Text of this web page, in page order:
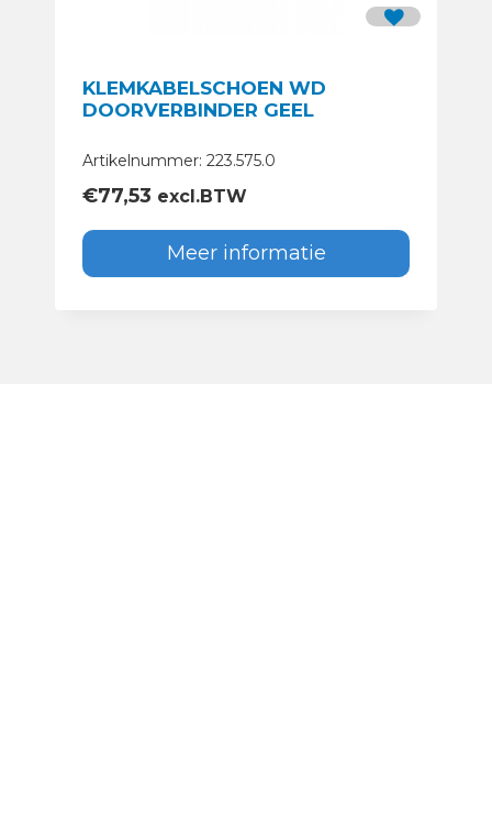
KLEMKABELSCHOEN WD
DOORVERBINDER GEEL
Artikelnummer: 223.575.0
€77,53 excl.BTW
Meer informatie